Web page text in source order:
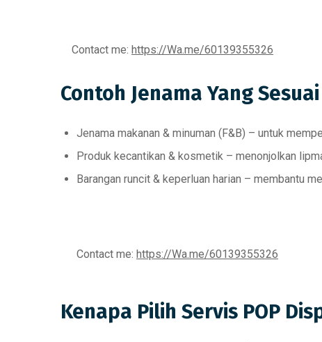
Contact me: https://Wa.me/60139355326
Contoh Jenama Yang
Jenama makanan & minuman (F&B) – untuk
Produk kecantikan & kosmetik – menonjolkan
Barangan runcit & keperluan harian – membantu
Contact me: https://Wa.me/60139355326
Kenapa Pilih Servis POP